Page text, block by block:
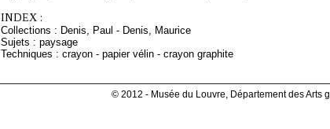
INDEX :
Collections : Denis, Paul - Denis, Maurice
Sujets : paysage
Techniques : crayon - papier vélin - crayon graphite
© 2012 - Musée du Louvre, Département des Arts